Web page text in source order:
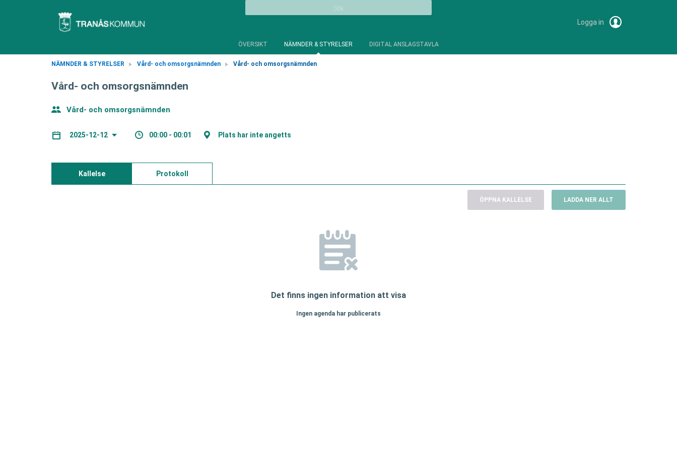
Sök
Logga in
ÖVERSIKT NÄMNDER & STYRELSER DIGITAL ANSLAGSTAVLA
NÄMNDER & STYRELSER Vård- och omsorgsnämnden Vård- och omsorgsnämnden
Vård- och omsorgsnämnden
Vård- och omsorgsnämnden
2025-12-12 00:00 - 00:01 Plats har inte angetts
Kallelse Protokoll
ÖPPNA KALLELSE LADDA NER ALLT
Det finns ingen information att visa
Ingen agenda har publicerats